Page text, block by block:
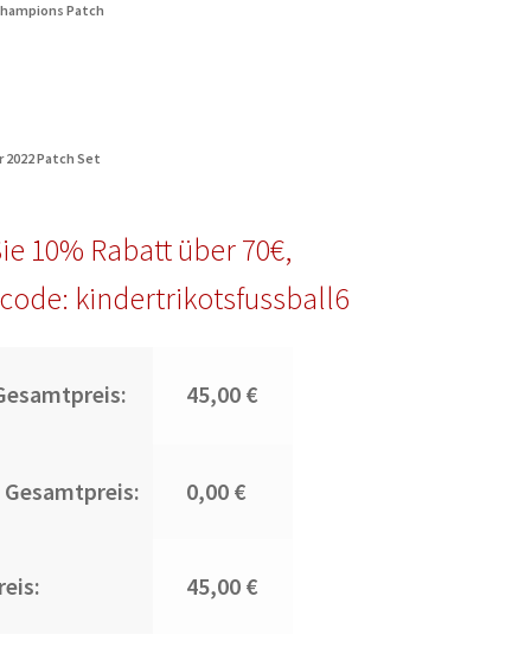
Patch
2022 Patch Set
10% Rabatt über 70€,
kindertrikotsfussball6
45,00 €
0,00 €
45,00 €